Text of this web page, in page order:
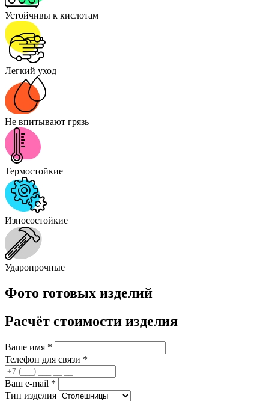
Устойчивы к кислотам
Легкий уход
Не впитывают грязь
Термостойкие
Износостойкие
Ударопрочные
Фото готовых изделий
Расчёт стоимости изделия
Ваше имя *
Телефон для связи *
Ваш e-mail *
Тип изделия